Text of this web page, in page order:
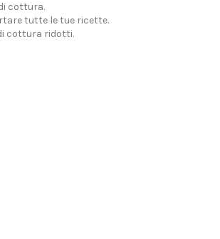
cottura.
tutte le tue ricette.
cottura ridotti.